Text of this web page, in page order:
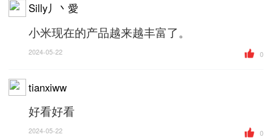
Silly丿丶愛
小米现在的产品越来越丰富了。
2024-05-22 0
tianxiww
好看好看
2024-05-22 0